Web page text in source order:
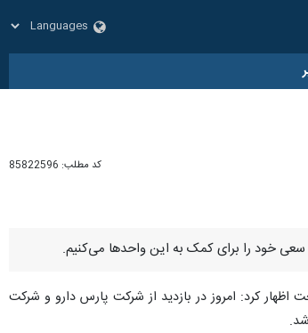
کد مطلب: 85822596
خود را برای کمک به این واحدها می‌کنیم.
اظهار کرد: امروز در بازدید از شرکت پارس دارو و شرکت